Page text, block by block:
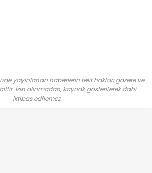
yayınlanan haberlerin telif hakları gazete ve
İzin alınmadan, kaynak gösterilerek dahi
iktibas edilemez.